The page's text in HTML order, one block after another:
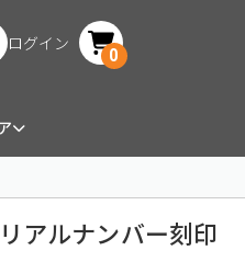
ログイン
0
アルナンバー刻印